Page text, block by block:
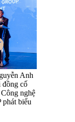
Anh
cố
nghệ
biểu